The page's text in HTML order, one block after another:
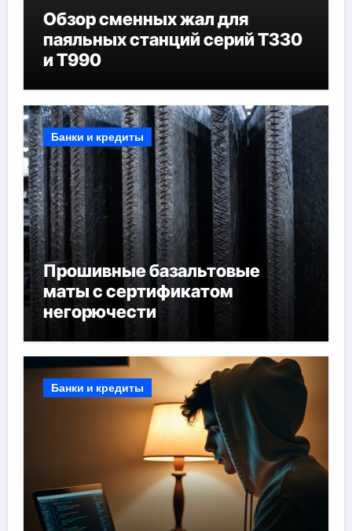
Обзор сменных жал для
паяльных станций серий T330
и T990
Банки и кредиты
Прошивные базальтовые
маты с сертификатом
негорючести
Банки и кредиты